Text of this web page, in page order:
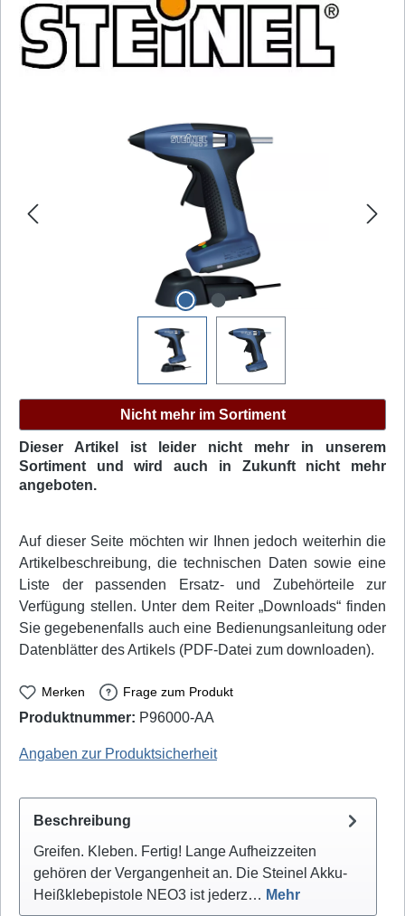
Bildergalerie überspringen
Nicht mehr im Sortiment
Dieser Artikel ist leider nicht mehr in unserem
Sortiment und wird auch in Zukunft nicht mehr
angeboten.
Auf dieser Seite möchten wir Ihnen jedoch weiterhin die
Artikelbeschreibung, die technischen Daten sowie eine
Liste der passenden Ersatz- und Zubehörteile zur
Verfügung stellen. Unter dem Reiter „Downloads“ finden
Sie gegebenenfalls auch eine Bedienungsanleitung oder
Datenblätter des Artikels (PDF-Datei zum downloaden).
Merken Frage zum Produkt
Produktnummer: P96000-AA
Angaben zur Produktsicherheit
Beschreibung
Greifen. Kleben. Fertig! Lange Aufheizzeiten
gehören der Vergangenheit an. Die Steinel Akku-
Heißklebepistole NEO3 ist jederz… Mehr